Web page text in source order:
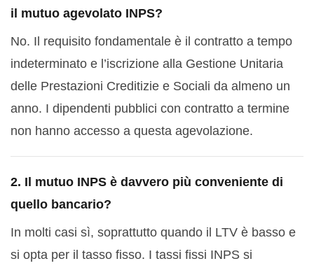
il mutuo agevolato INPS?
No. Il requisito fondamentale è il contratto a tempo
indeterminato e l’iscrizione alla Gestione Unitaria
delle Prestazioni Creditizie e Sociali da almeno un
anno. I dipendenti pubblici con contratto a termine
non hanno accesso a questa agevolazione.
2. Il mutuo INPS è davvero più conveniente di
quello bancario?
In molti casi sì, soprattutto quando il LTV è basso e
si opta per il tasso fisso. I tassi fissi INPS si